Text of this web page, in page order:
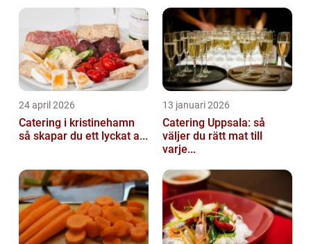
24 april 2026
Catering i kristinehamn
så skapar du ett lyckat a...
13 januari 2026
Catering Uppsala: så
väljer du rätt mat till
varje...